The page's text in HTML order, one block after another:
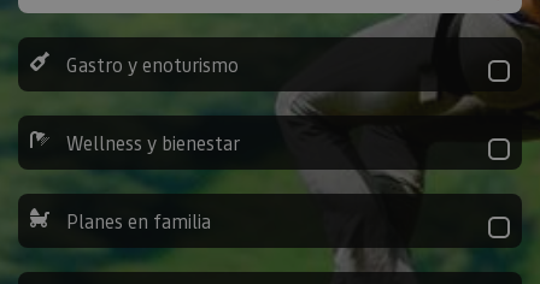
Gastro y enoturismo
Wellness y bienestar
Planes en familia